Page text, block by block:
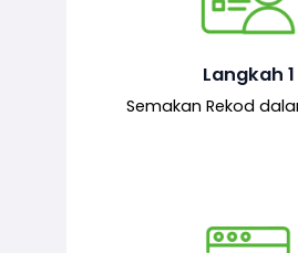
Langkah 1
Semakan Rekod
Semakan ke atas
yang pernah dibuat